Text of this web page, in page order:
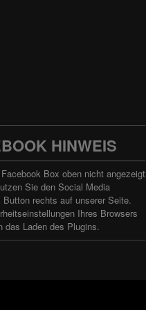
HINWEIS
Box oben nicht angezeigt
Sie den Social Media
Button rechts auf unserer Seite.
Ihres Browsers
das Laden des Plugins.